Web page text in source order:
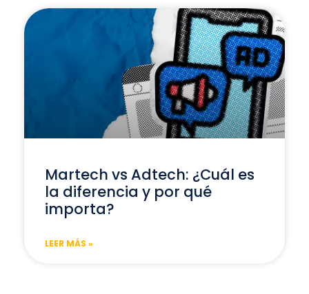
Martech vs Adtech: ¿Cuál es
la diferencia y por qué
importa?
LEER MÁS »